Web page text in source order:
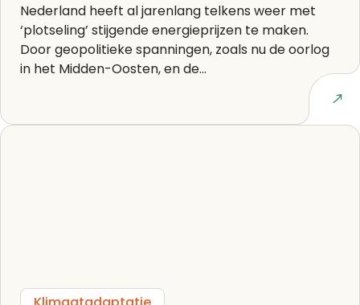
Nederland heeft al jarenlang telkens weer met
‘plotseling’ stijgende energieprijzen te maken.
Door geopolitieke spanningen, zoals nu de oorlog
in het Midden-Oosten, en de...
Lees artikel